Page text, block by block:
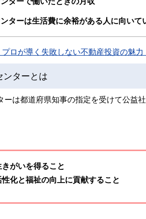
計士、社会保険労務士、行政書士、投資アナリスト
快適でより良い生活のアイデアを提供するお金のコン
ターは生活費に余裕がある人に向いて
プロが導く失敗しない不動産投資の魅
ンターとは
ーは都道府県知事の指定を受けて公益
きがいを得ること
性化と福祉の向上に貢献すること